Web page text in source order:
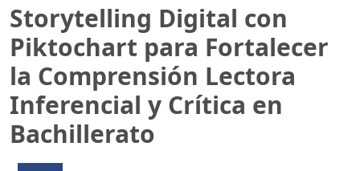
Storytelling Digital con
Piktochart para Fortalecer
la Comprensión Lectora
Inferencial y Crítica en
Bachillerato